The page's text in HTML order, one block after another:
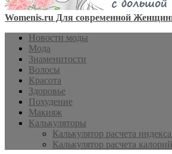
Womenis.ru Для современной
Новости моды
Мода
Знаменитости
Волосы
Красота
Здоровье
Похудение
Макияж
Калькуляторы
Калькулятор расчета
Калькулятор расчета